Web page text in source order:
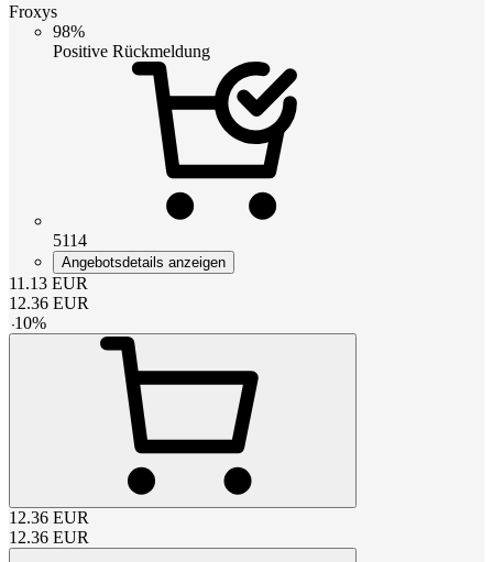
Froxys
98%
Positive Rückmeldung
5114
Angebotsdetails anzeigen
11.13 EUR
12.36 EUR
-10%
12.36 EUR
12.36 EUR